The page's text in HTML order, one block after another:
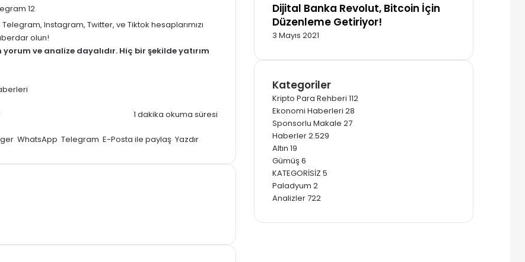
Telegram, Instagram, Twitter, ve Tiktok hesaplarımızı
olun!
yorum ve analize dayalıdır. Hiç bir şekilde yatırım
1 dakika okuma süresi
WhatsApp Telegram E-Posta ile paylaş Yazdır
Dijital Banka Revolut, Bitcoin İçin
Düzenleme Getiriyor!
3 Mayıs 2021
Kategoriler
Kripto Para Rehberi 112
Ekonomi Haberleri 28
Sponsorlu Makale 27
Haberler2.529
Altın 19
Gümüş 6
KATEGORİSİZ 5
Paladyum 2
Analizler722